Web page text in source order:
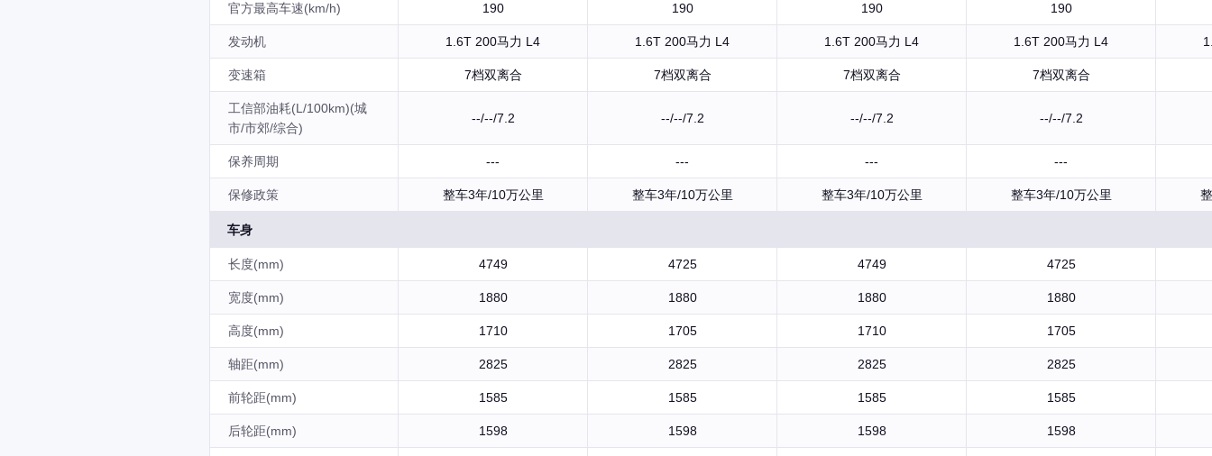
官方最高车速(km/h) 190 190 190 190
发动机 1.6T 200马力 L4 1.6T 200马力 L4 1.6T 200马力 L4 1.6T 200马力 L4
变速箱 7档双离合 7档双离合 7档双离合 7档双离合
工信部油耗(L/100km)(城
市/市郊/综合)
--/--/7.2 --/--/7.2 --/--/7.2 --/--/7.2
保养周期 --- --- --- ---
保修政策 整车3年/10万公里 整车3年/10万公里 整车3年/10万公里 整车3年/10万公里
车身
长度(mm) 4749 4725 4749 4725
宽度(mm) 1880 1880 1880 1880
高度(mm) 1710 1705 1710 1705
轴距(mm) 2825 2825 2825 2825
前轮距(mm) 1585 1585 1585 1585
后轮距(mm) 1598 1598 1598 1598